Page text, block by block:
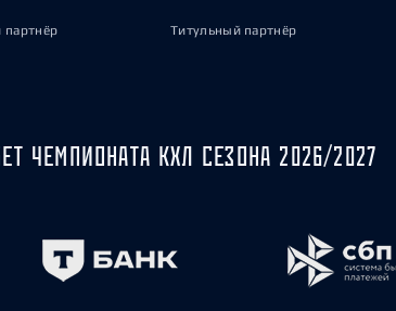
партнёр Титульный партнёр
ЧЕМПИОНАТА КХЛ СЕЗОНА 2026/2027